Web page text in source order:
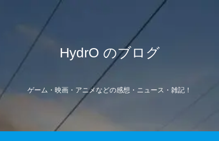
HydrO のブログ
ゲーム・映画・アニメなどの感想・ニュース・雑記！